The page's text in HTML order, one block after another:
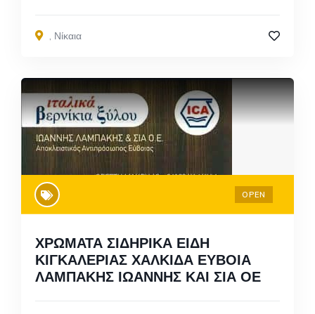
, Νίκαια
OPEN
ΧΡΩΜΑΤΑ ΣΙΔΗΡΙΚΑ ΕΙΔΗ
ΚΙΓΚΑΛΕΡΙΑΣ ΧΑΛΚΙΔΑ ΕΥΒΟΙΑ
ΛΑΜΠΑΚΗΣ ΙΩΑΝΝΗΣ ΚΑΙ ΣΙΑ ΟΕ